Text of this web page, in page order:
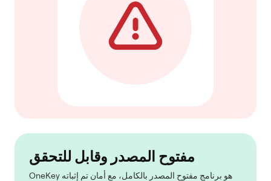
مفتوح المصدر وقابل للتحقق
OneKey هو برنامج مفتوح المصدر بالكامل، مع أمان تم إثباته